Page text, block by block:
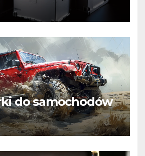
do samochodów